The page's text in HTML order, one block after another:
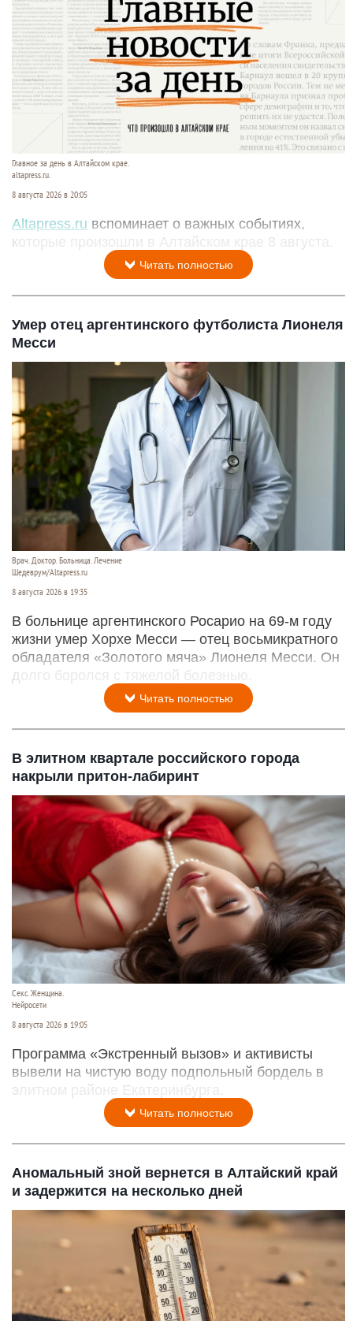
Главное за день в Алтайском крае.
altapress.ru.
8 августа 2026 в 20:05
Altapress.ru вспоминает о важных событиях,
которые произошли в Алтайском крае 8 августа.
Читать полностью
Умер отец аргентинского футболиста Лионеля
Месси
Врач. Доктор. Больница. Лечение
Шедеврум/Altapress.ru
8 августа 2026 в 19:35
В больнице аргентинского Росарио на 69-м году
жизни умер Хорхе Месси — отец восьмикратного
обладателя «Золотого мяча» Лионеля Месси. Он
долго боролся с тяжелой болезнью.
Читать полностью
В элитном квартале российского города
накрыли притон-лабиринт
Секс. Женщина.
Нейросети
8 августа 2026 в 19:05
Программа «Экстренный вызов» и активисты
вывели на чистую воду подпольный бордель в
элитном районе Екатеринбурга.
Читать полностью
Аномальный зной вернется в Алтайский край
и задержится на несколько дней